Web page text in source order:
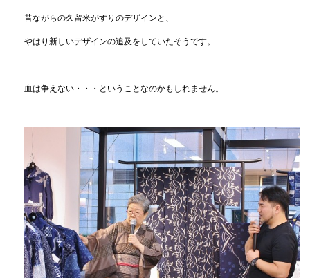
昔ながらの久留米がすりのデザインと、
やはり新しいデザインの追及をしていたそうです。
血は争えない・・・ということなのかもしれません。